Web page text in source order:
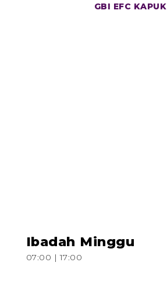
GBI EFC KAPUK
Ibadah Minggu
07:00 | 17:00